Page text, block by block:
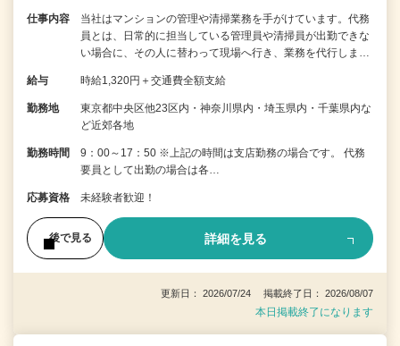
仕事内容
当社はマンションの管理や清掃業務を手がけています。代務
員とは、日常的に担当している管理員や清掃員が出勤できな
い場合に、その人に替わって現場へ行き、業務を代行しま…
給与 時給1,320円＋交通費全額支給
勤務地
東京都中央区他23区内・神奈川県内・埼玉県内・千葉県内な
ど近郊各地
勤務時間
9：00～17：50 ※上記の時間は支店勤務の場合です。 代務
要員として出勤の場合は各…
応募資格 未経験者歓迎！
後で見る 詳細を見る
更新日： 2026/07/24 掲載終了日： 2026/08/07
本日掲載終了になります